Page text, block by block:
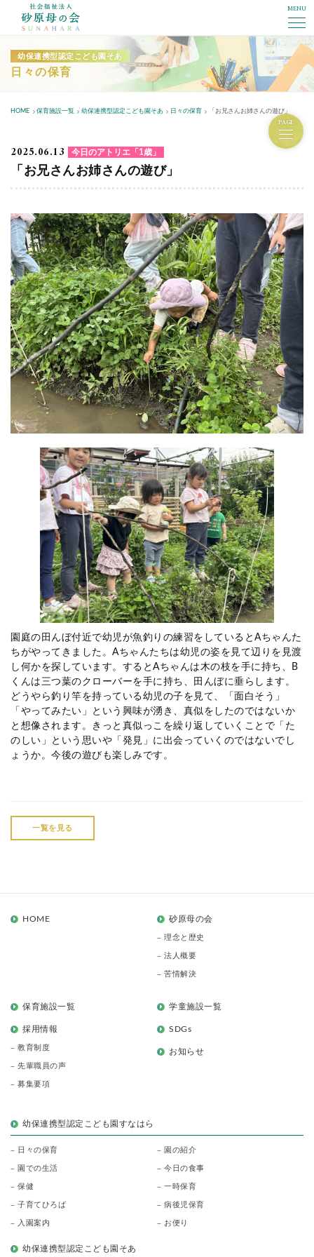
MENU
幼保連携型認定こども園そあ
日々の保育
HOME 保育施設一覧 幼保連携型認定こども園そあ 日々の保育 「お兄さんお姉さんの遊び」
PAGE
2025.06.13 今日のアトリエ「1歳」
「お兄さんお姉さんの遊び」
園庭の田んぼ付近で幼児が魚釣りの練習をしているとAちゃんた
ちがやってきました。Aちゃんたちは幼児の姿を見て辺りを見渡
し何かを探しています。するとAちゃんは木の枝を手に持ち、B
くんは三つ葉のクローバーを手に持ち、田んぼに垂らします。
どうやら釣り竿を持っている幼児の子を見て、「面白そう」
「やってみたい」という興味が湧き、真似をしたのではないか
と想像されます。きっと真似っこを繰り返していくことで「た
のしい」という思いや「発見」に出会っていくのではないでし
ょうか。今後の遊びも楽しみです。
一覧を見る
HOME 砂原母の会
理念と歴史
法人概要
苦情解決
保育施設一覧 学童施設一覧
採用情報
教育制度
先輩職員の声
募集要項
SDGs
お知らせ
幼保連携型認定こども園すなはら
日々の保育 園の紹介
園での生活 今日の食事
保健 一時保育
子育てひろば 病後児保育
入園案内 お便り
幼保連携型認定こども園そあ